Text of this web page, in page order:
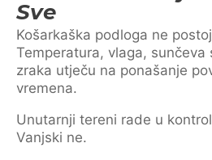
Sve
Košarkaška podloga ne
Temperatura, vlaga,
zraka utječu na ponašanje
vremena.
Unutarnji tereni rade u
Vanjski ne.